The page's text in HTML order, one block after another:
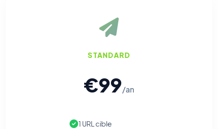
STANDARD
€99/an
1 URL cible